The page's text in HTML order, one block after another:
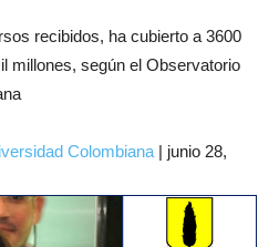
recibidos, ha cubierto a 3600
millones, según el Observatorio
Colombiana | junio 28,